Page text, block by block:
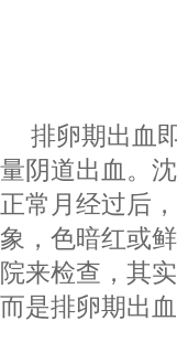
排卵期出血
量阴道出血。
正常月经过后
象，色暗红或
院来检查，其
而是排卵期出血